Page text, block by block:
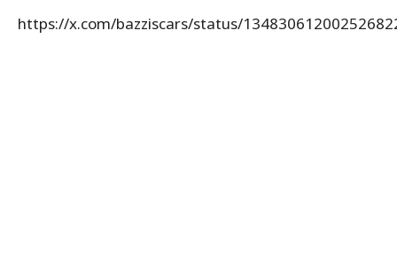
https://x.com/bazziscars/status/